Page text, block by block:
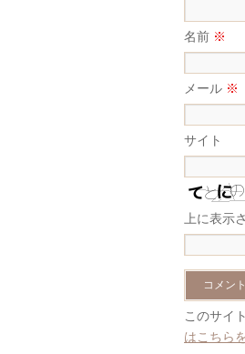
名前 ※
メール ※
サイト
上に表示
このサイ
はこちら